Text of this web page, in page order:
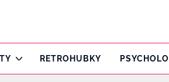
RETROHUBKY